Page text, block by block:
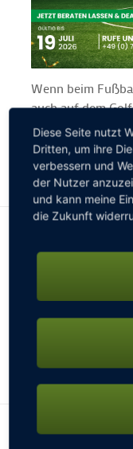
MALLORCA
GOLF NEWS
Wenn beim
auch auf dem
Wir feiern
Technik und
Elektro-Caddys
Sichere dir
Diese Seite nutzt
Dritten, um ihre
verbessern und
der Nutzer
und kann meine
die Zukunft